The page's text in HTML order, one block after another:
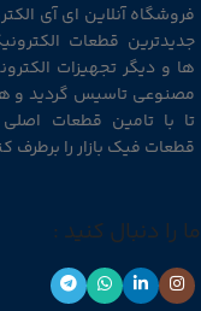
فروشگاه آنلاین ای آی
جدیدترین قطعات
ها و دیگر تجهیزات
مصنوعی تاسیس گردید و
تا با تامین قطعات
قطعات فیک بازار را برطرف
ما را دنبال کنید :